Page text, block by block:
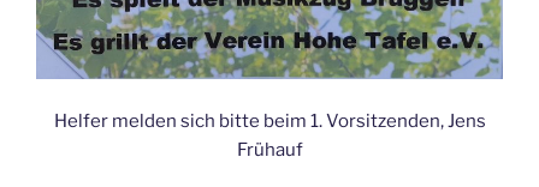
Helfer melden sich bitte beim 1. Vorsitzenden, Jens
Frühauf